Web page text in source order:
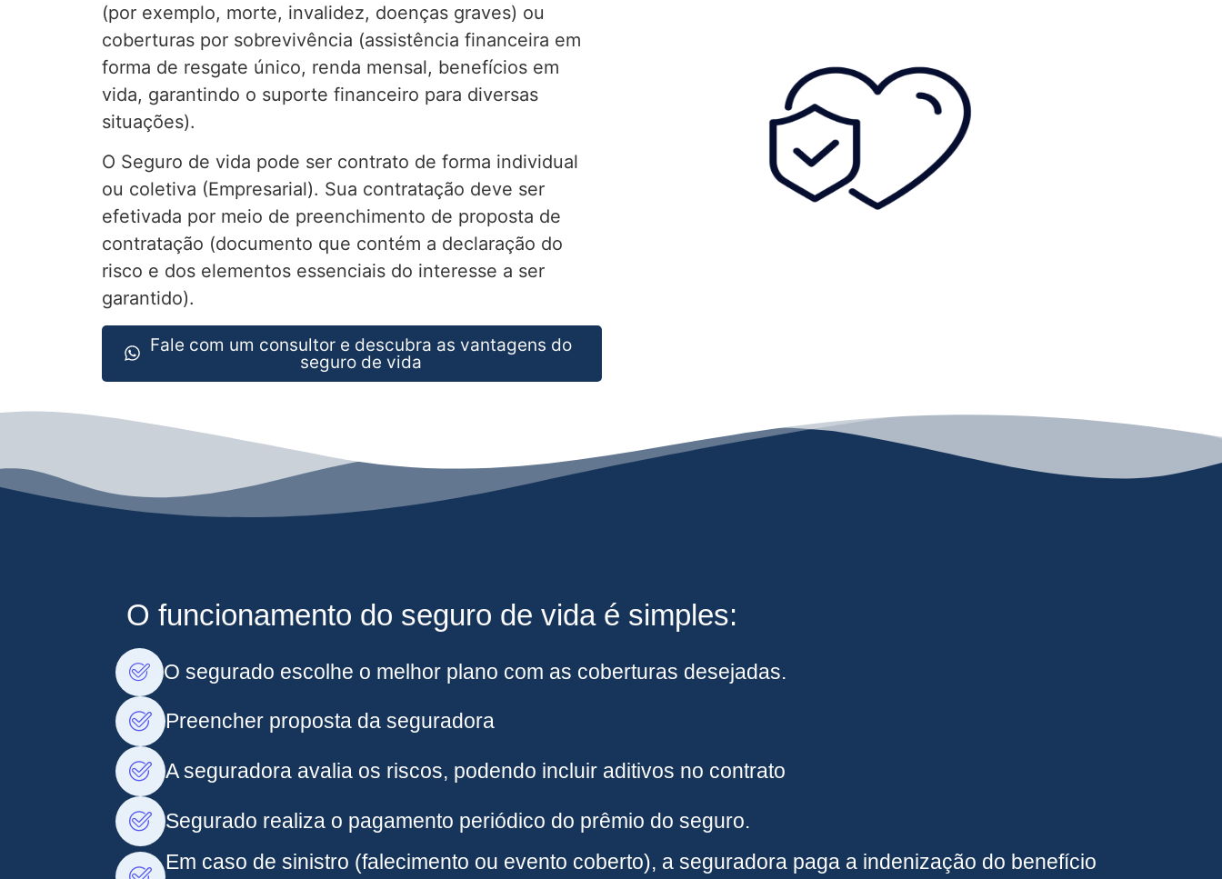
(por exemplo, morte, invalidez, doenças graves) ou
coberturas por sobrevivência (assistência financeira em
forma de resgate único, renda mensal, benefícios em
vida, garantindo o suporte financeiro para diversas
situações).
O Seguro de vida pode ser contrato de forma individual
ou coletiva (Empresarial). Sua contratação deve ser
efetivada por meio de preenchimento de proposta de
contratação (documento que contém a declaração do
risco e dos elementos essenciais do interesse a ser
garantido).
Fale com um consultor e descubra as vantagens do
seguro de vida
O funcionamento do seguro de vida é simples:
O segurado escolhe o melhor plano com as coberturas desejadas.
Preencher proposta da seguradora
A seguradora avalia os riscos, podendo incluir aditivos no contrato
Segurado realiza o pagamento periódico do prêmio do seguro.
Em caso de sinistro (falecimento ou evento coberto), a seguradora paga a indenização do benefício